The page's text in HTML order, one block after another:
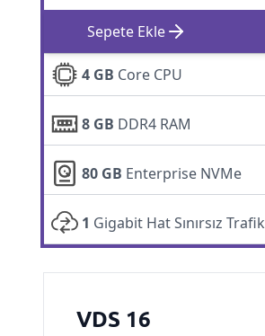
Sepete Ekle
4 GB Core CPU
8 GB DDR4 RAM
80 GB Enterprise NVMe
1 Gigabit Hat Sınırsız Trafik
VDS 16